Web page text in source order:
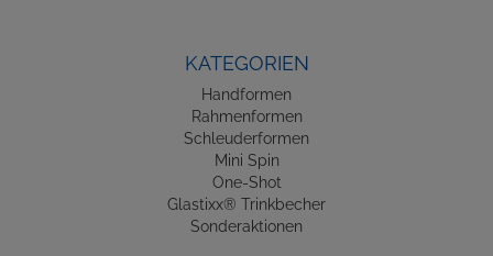
KATEGORIEN
Handformen
Rahmenformen
Schleuderformen
Mini Spin
One-Shot
Glastixx® Trinkbecher
Sonderaktionen